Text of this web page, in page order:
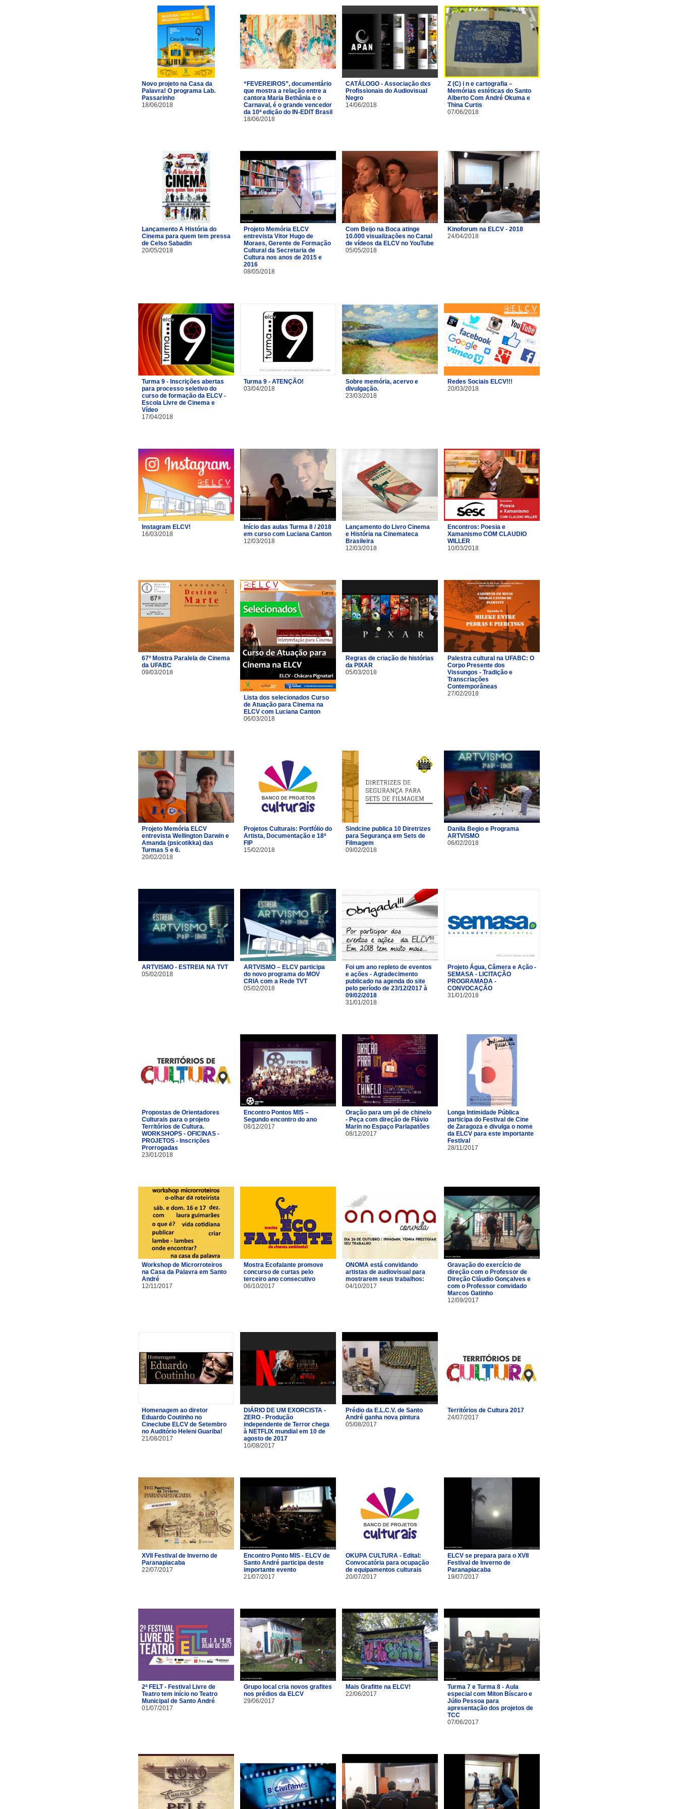
Novo projeto na Casa da
Palavra! O programa Lab.
Passarinho
18/06/2018
“FEVEREIROS”, documentário
que mostra a relação entre a
cantora Maria Bethânia e o
Carnaval, é o grande vencedor
da 10ª edição do IN-EDIT Brasil
18/06/2018
CATÁLOGO - Associação dxs
Profissionais do Audiovisual
Negro
14/06/2018
Z (C) i n e cartografia –
Memórias estéticas do Santo
Alberto Com André Okuma e
Thina Curtis
07/06/2018
Lançamento A História do
Cinema para quem tem pressa
de Celso Sabadin
20/05/2018
Projeto Memória ELCV
entrevista Vitor Hugo de
Moraes, Gerente de Formação
Cultural da Secretaria de
Cultura nos anos de 2015 e
2016
08/05/2018
Com Beijo na Boca atinge
10.000 visualizações no Canal
de vídeos da ELCV no YouTube
05/05/2018
Kinoforum na ELCV - 2018
24/04/2018
Turma 9 - Inscrições abertas
para processo seletivo do
curso de formação da ELCV -
Escola Livre de Cinema e
Vídeo
17/04/2018
Turma 9 - ATENÇÃO!
03/04/2018
Sobre memória, acervo e
divulgação.
23/03/2018
Redes Sociais ELCV!!!
20/03/2018
Instagram ELCV!
16/03/2018
Início das aulas Turma 8 / 2018
em curso com Luciana Canton
12/03/2018
Lançamento do Livro Cinema
e História na Cinemateca
Brasileira
12/03/2018
Encontros: Poesia e
Xamanismo COM CLAUDIO
WILLER
10/03/2018
67º Mostra Paralela de Cinema
da UFABC
09/03/2018
Lista dos selecionados Curso
de Atuação para Cinema na
ELCV com Luciana Canton
06/03/2018
Regras de criação de histórias
da PIXAR
05/03/2018
Palestra cultural na UFABC: O
Corpo Presente dos
Vissungos - Tradição e
Transcriações
Contemporâneas
27/02/2018
Projeto Memória ELCV
entrevista Wellington Darwin e
Amanda (psicotikka) das
Turmas 5 e 6.
20/02/2018
Projetos Culturais: Portfólio do
Artista, Documentação e 18ª
FIP
15/02/2018
Sindcine publica 10 Diretrizes
para Segurança em Sets de
Filmagem
09/02/2018
Danila Begio e Programa
ARTVISMO
06/02/2018
ARTVISMO - ESTREIA NA TVT
05/02/2018
ARTVISMO – ELCV participa
do novo programa do MOV
CRIA com a Rede TVT
05/02/2018
Foi um ano repleto de eventos
e ações - Agradecimento
publicado na agenda do site
pelo período de 23/12/2017 à
09/02/2018
31/01/2018
Projeto Água, Câmera e Ação -
SEMASA - LICITAÇÃO
PROGRAMADA -
CONVOCAÇÃO
31/01/2018
Propostas de Orientadores
Culturais para o projeto
Territórios de Cultura.
WORKSHOPS - OFICINAS -
PROJETOS - Inscrições
Prorrogadas
23/01/2018
Encontro Pontos MIS –
Segundo encontro do ano
08/12/2017
Oração para um pé de chinelo
- Peça com direção de Flávio
Marin no Espaço Parlapatões
08/12/2017
Longa Intimidade Pública
participa do Festival de Cine
de Zaragoza e divulga o nome
da ELCV para este importante
Festival
28/11/2017
Workshop de Microrroteiros
na Casa da Palavra em Santo
André
12/11/2017
Mostra Ecofalante promove
concurso de curtas pelo
terceiro ano consecutivo
06/10/2017
ONOMA está convidando
artistas de audiovisual para
mostrarem seus trabalhos:
04/10/2017
Gravação do exercício de
direção com o Professor de
Direção Cláudio Gonçalves e
com o Professor convidado
Marcos Gatinho
12/09/2017
Homenagem ao diretor
Eduardo Coutinho no
Cineclube ELCV de Setembro
no Auditório Heleni Guariba!
21/08/2017
DIÁRIO DE UM EXORCISTA -
ZERO - Produção
independente de Terror chega
à NETFLIX mundial em 10 de
agosto de 2017
10/08/2017
Prédio da E.L.C.V. de Santo
André ganha nova pintura
05/08/2017
Territórios de Cultura 2017
24/07/2017
XVII Festival de Inverno de
Paranapiacaba
22/07/2017
Encontro Ponto MIS - ELCV de
Santo André participa deste
importante evento
21/07/2017
OKUPA CULTURA - Edital:
Convocatória para ocupação
de equipamentos culturais
20/07/2017
ELCV se prepara para o XVII
Festival de Inverno de
Paranapiacaba
19/07/2017
2ª FELT - Festival Livre de
Teatro tem início no Teatro
Municipal de Santo André
01/07/2017
Grupo local cria novos grafites
nos prédios da ELCV
29/06/2017
Mais Grafitte na ELCV!
22/06/2017
Turma 7 e Turma 8 - Aula
especial com Miton Bíscaro e
Júlio Pessoa para
apresentação dos projetos de
TCC
07/06/2017